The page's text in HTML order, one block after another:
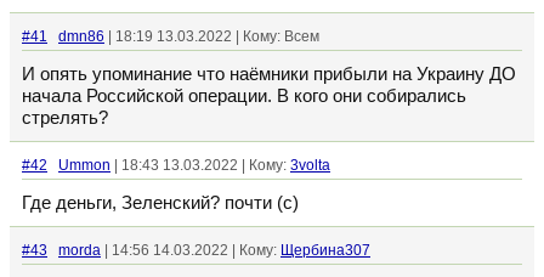
#41 dmn86 | 18:19 13.03.2022 | Кому: Всем
И опять упоминание что наёмники прибыли на Украину ДО
начала Российской операции. В кого они собирались
стрелять?
#42 Ummon | 18:43 13.03.2022 | Кому: 3volta
Где деньги, Зеленский? почти (с)
#43 morda | 14:56 14.03.2022 | Кому: Щербина307